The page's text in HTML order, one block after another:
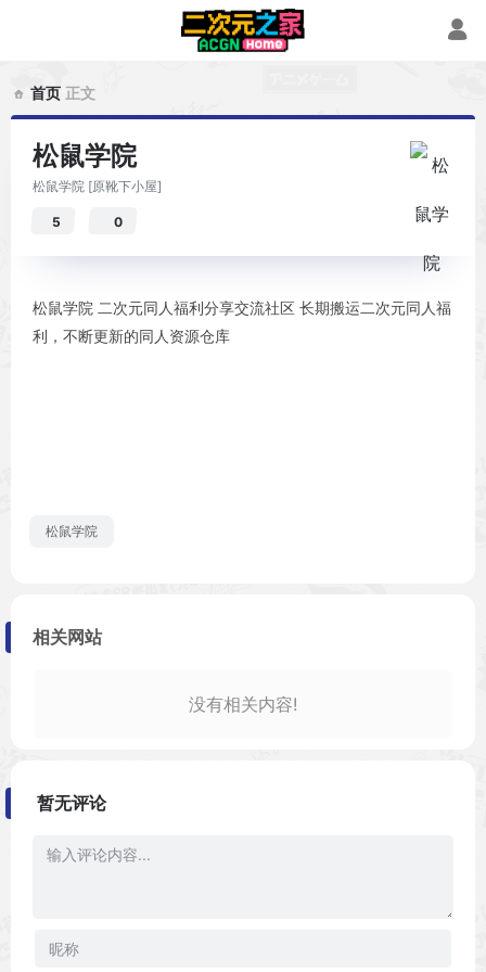
首页 正文
松鼠学院
松鼠学院 [原靴下小屋]
5 0
松鼠学院 二次元同人福利分享交流社区 长期搬运二次元同人福
利，不断更新的同人资源仓库
松鼠学院
相关网站
没有相关内容!
暂无评论